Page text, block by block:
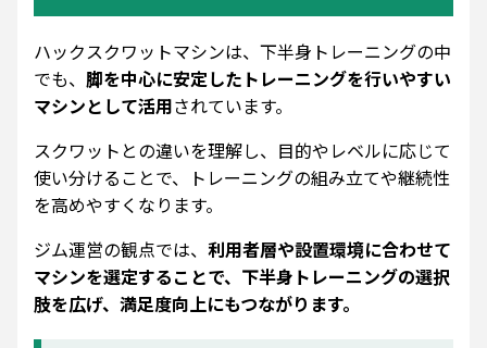
ハックスクワットマシンは、下半身トレーニングの中
でも、 脚を中心に安定したトレーニングを行いやすい
マシンとして活用されています。
スクワットとの違いを理解し、目的やレベルに応じて
使い分けることで、トレーニングの組み立てや継続性
を高めやすくなります。
ジム運営の観点では、 利用者層や設置環境に合わせて
マシンを選定することで、下半身トレーニングの選択
肢を広げ、満足度向上にもつながります。